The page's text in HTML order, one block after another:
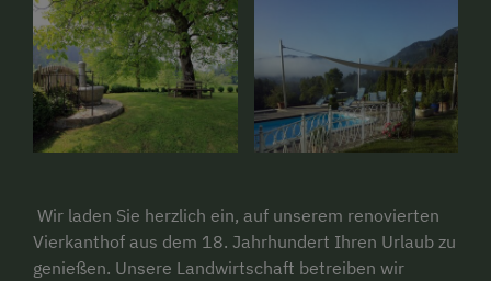
Wir laden Sie herzlich ein, auf unserem renovierten
Vierkanthof aus dem 18. Jahrhundert Ihren Urlaub zu
genießen. Unsere Landwirtschaft betreiben wir